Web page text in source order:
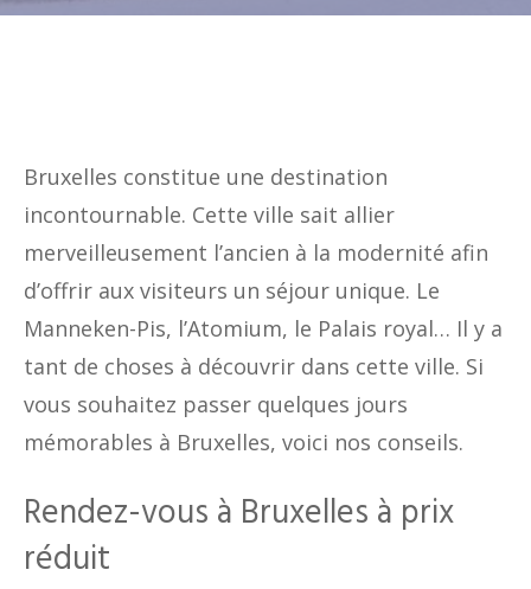
Bruxelles constitue une destination
incontournable. Cette ville sait allier
merveilleusement l’ancien à la modernité afin
d’offrir aux visiteurs un séjour unique. Le
Manneken-Pis, l’Atomium, le Palais royal… Il y a
tant de choses à découvrir dans cette ville. Si
vous souhaitez passer quelques jours
mémorables à Bruxelles, voici nos conseils.
Rendez-vous à Bruxelles à prix
réduit